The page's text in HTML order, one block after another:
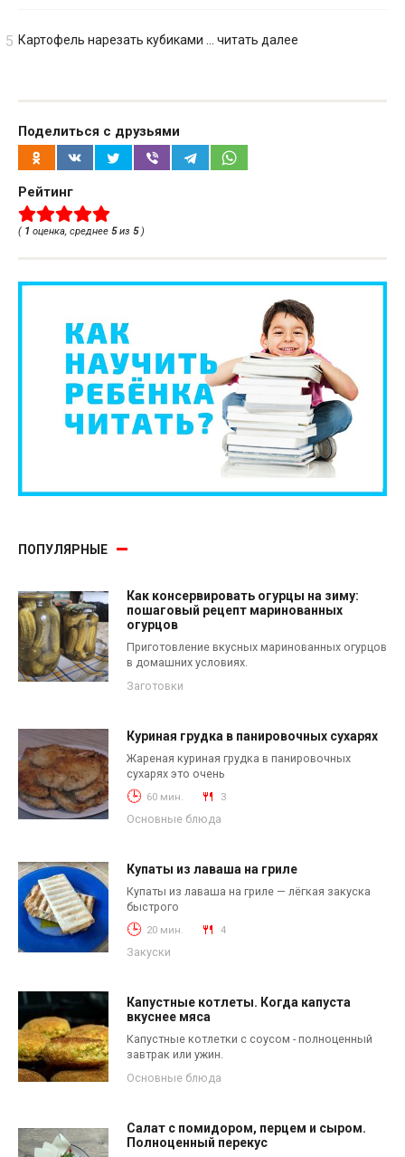
Картофель нарезать кубиками … читать далее
Поделиться с друзьями
Рейтинг
( 1 оценка, среднее 5из 5)
ПОПУЛЯРНЫЕ
Как консервировать огурцы на зиму:
пошаговый рецепт маринованных
огурцов
Приготовление вкусных маринованных огурцов
в домашних условиях.
Заготовки
Куриная грудка в панировочных сухарях
Жареная куриная грудка в панировочных
сухарях это очень
60 мин. 3
Основные блюда
Купаты из лаваша на гриле
Купаты из лаваша на гриле — лёгкая закуска
быстрого
20 мин. 4
Закуски
Капустные котлеты. Когда капуста
вкуснее мяса
Капустные котлетки с соусом - полноценный
завтрак или ужин.
Основные блюда
Салат с помидором, перцем и сыром.
Полноценный перекус